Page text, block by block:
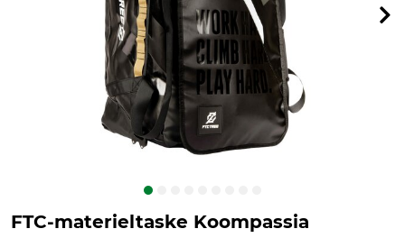
FTC-materieltaske Koompassia